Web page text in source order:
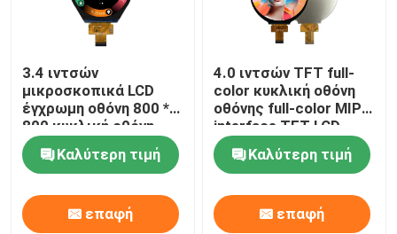
3.4 ιντσών
μικροσκοπικά LCD
έγχρωμη οθόνη 800 *
800 κυκλική οθόνη
LCD έξυπνη φορητή
συσκευήΚαλύτερη τιμή
επαφή
4.0 ιντσών TFT full-
color κυκλική οθόνη
οθόνης full-color MIPI
interface TFT LCD
οθόνη 450cd/M2
Καλύτερη τιμή
επαφή